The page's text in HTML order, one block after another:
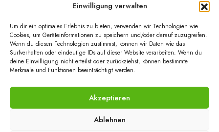
Einwilligung verwalten
Um dir ein optimales Erlebnis zu bieten, verwenden wir Technologien wie
Cookies, um Geräteinformationen zu speichern und/oder darauf zuzugreifen.
Wenn du diesen Technologien zustimmst, können wir Daten wie das
Surfverhalten oder eindeutige IDs auf dieser Website verarbeiten. Wenn du
deine Einwilligung nicht erteilst oder zurückziehst, können bestimmte
Merkmale und Funktionen beeinträchtigt werden.
Akzeptieren
Ablehnen
Klicke hier, um Marketing-Cookies zu
akzeptieren und diesen Inhalt zu aktivieren